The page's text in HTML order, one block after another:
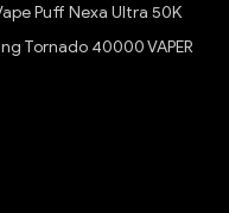
Puff Nexa Ultra 50K
Tornado 40000 VAPER